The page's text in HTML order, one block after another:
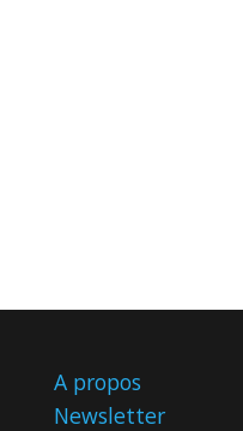
A propos
Newsletter